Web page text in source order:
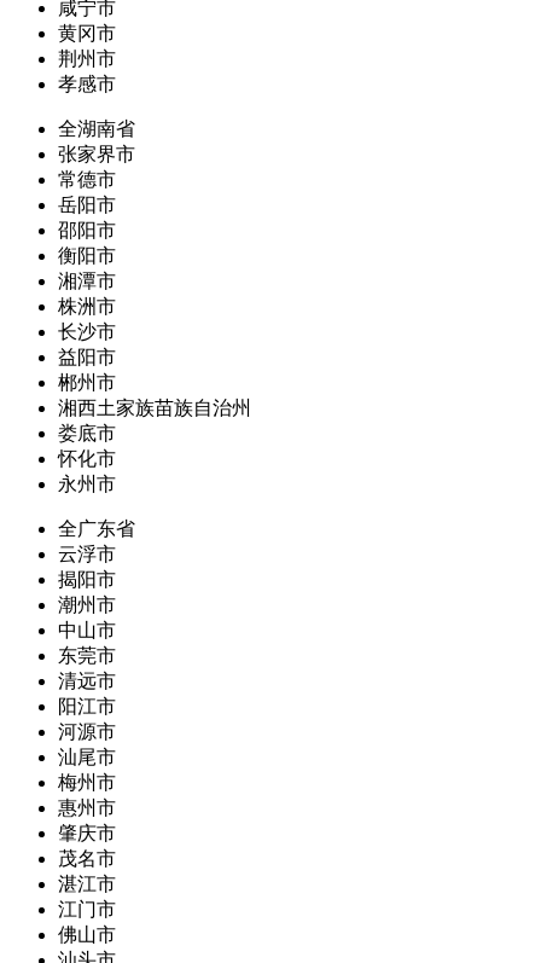
咸宁市
黄冈市
荆州市
孝感市
全湖南省
张家界市
常德市
岳阳市
邵阳市
衡阳市
湘潭市
株洲市
长沙市
益阳市
郴州市
湘西土家族苗族自治州
娄底市
怀化市
永州市
全广东省
云浮市
揭阳市
潮州市
中山市
东莞市
清远市
阳江市
河源市
汕尾市
梅州市
惠州市
肇庆市
茂名市
湛江市
江门市
佛山市